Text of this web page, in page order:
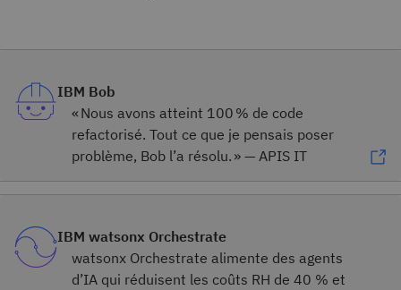
IBM Bob
« Nous avons atteint 100 % de code
refactorisé. Tout ce que je pensais poser
problème, Bob l’a résolu. » — APIS IT
IBM watsonx Orchestrate
watsonx Orchestrate alimente des agents
d’IA qui réduisent les coûts RH de 40 % et